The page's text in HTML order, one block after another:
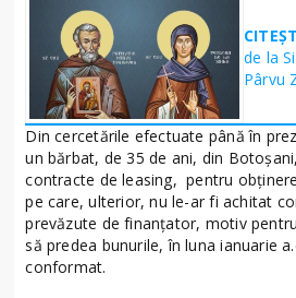
de la
Pârvu
Din cercetările efectuate până în
un bărbat, de 35 de ani, din
contracte de leasing, pentru
pe care, ulterior, nu le-ar fi achitat
prevăzute de finanțator, motiv
să predea bunurile, în luna ianuarie
conformat.